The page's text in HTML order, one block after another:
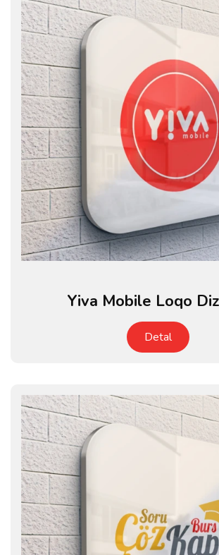
Yiva Mobile Loqo
Detal